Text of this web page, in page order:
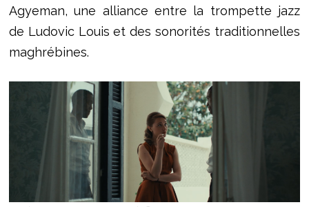
Agyeman, une alliance entre la trompette jazz
de Ludovic Louis et des sonorités traditionnelles
maghrébines.